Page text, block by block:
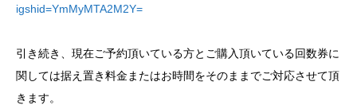
igshid=YmMyMTA2M2Y=
引き続き、現在ご予約頂いている方とご購入頂いている回数券に
関しては据え置き料金またはお時間をそのままでご対応させて頂
きます。